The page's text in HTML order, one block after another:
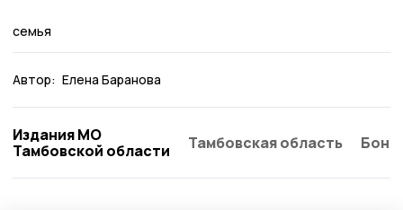
семья
Автор: Елена Баранова
Издания МО
Тамбовской области
Тамбовская область